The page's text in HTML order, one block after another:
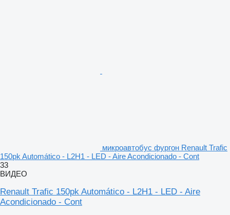
микроавтобус фургон Renault Trafic
150pk Automático - L2H1 - LED - Aire Acondicionado - Cont
33
ВИДЕО
Renault Trafic 150pk Automático - L2H1 - LED - Aire
Acondicionado - Cont